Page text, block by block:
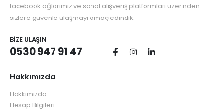
facebook ağlarımız ve sanal alışveriş platformları üzerinden
sizlere güvenle ulaşmayı amaç edindik.
BIZE ULAŞIN
0530 947 91 47
Hakkımızda
Hakkımızda
Hesap Bilgileri